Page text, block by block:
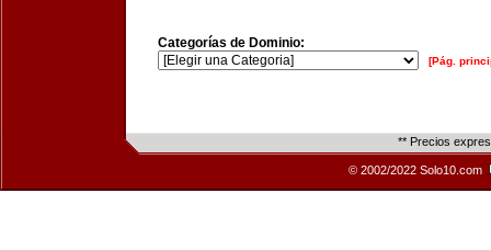
Categorías de Dominio:
[Pág.
** Precios
© 2002/2022 Solo10.com